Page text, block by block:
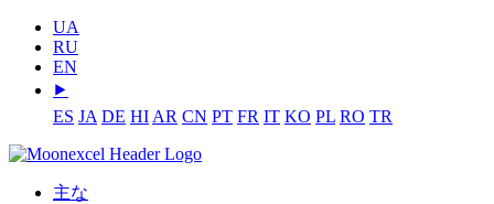
UA
RU
EN
⯈
ES JA DE HI AR CN PT FR IT KO PL RO TR
主な